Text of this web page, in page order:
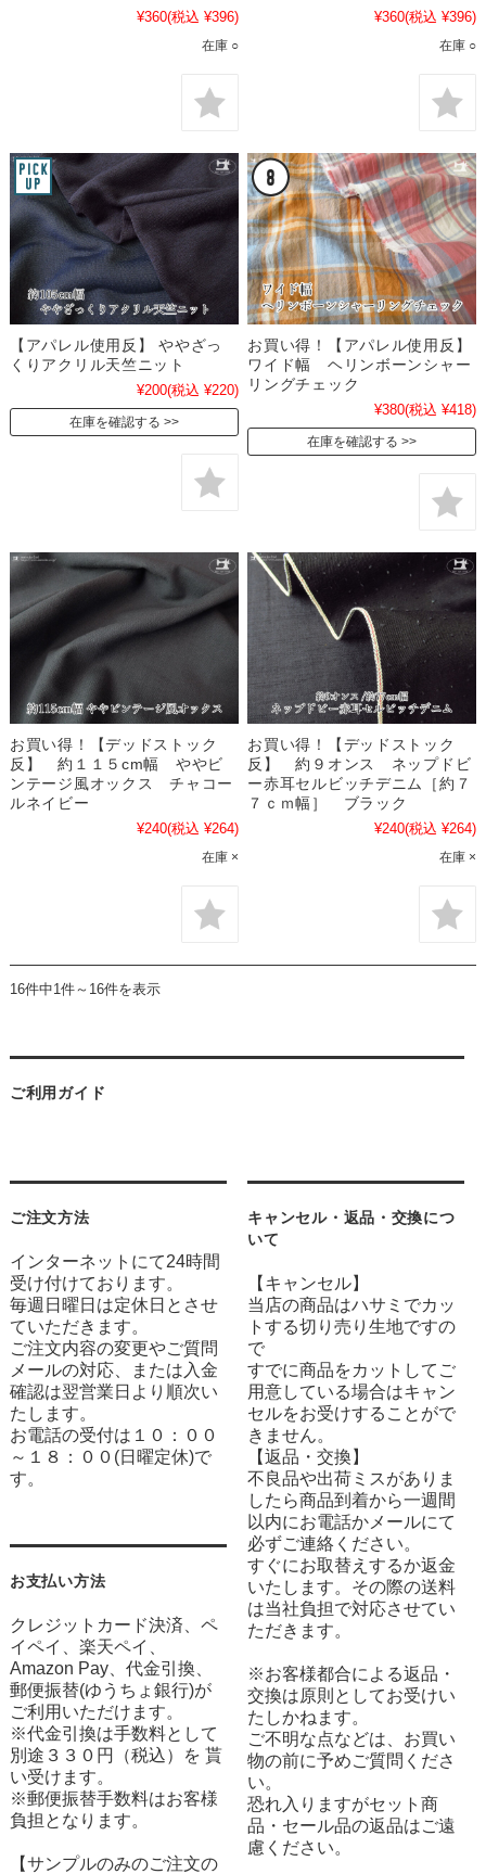
¥360(税込 ¥396)
在庫 ○
¥360(税込 ¥396)
在庫 ○
【アパレル使用反】 ややざっ
くりアクリル天竺ニット
¥200(税込 ¥220)
在庫を確認する
お買い得！【アパレル使用反】
ワイド幅 ヘリンボーンシャー
リングチェック
¥380(税込 ¥418)
在庫を確認する
お買い得！【デッドストック
反】 約１１５cm幅 ややビ
ンテージ風オックス チャコー
ルネイビー
¥240(税込 ¥264)
在庫 ×
お買い得！【デッドストック
反】 約９オンス ネップドビ
ー赤耳セルビッチデニム［約７
７ｃｍ幅］ ブラック
¥240(税込 ¥264)
在庫 ×
16件中1件～16件を表示
ご利用ガイド
ご注文方法
インターネットにて24時間
受け付けております。
毎週日曜日は定休日とさせ
ていただきます。
ご注文内容の変更やご質問
メールの対応、または入金
確認は翌営業日より順次い
たします。
お電話の受付は１０：００
～１８：００(日曜定休)で
す。
お支払い方法
クレジットカード決済、ペ
イペイ、楽天ペイ、
Amazon Pay、代金引換、
郵便振替(ゆうちょ銀行)が
ご利用いただけます。
※代金引換は手数料として
別途３３０円（税込）を 貰
い受けます。
※郵便振替手数料はお客様
負担となります。
【サンプルのみのご注文の
キャンセル・返品・交換につ
いて
【キャンセル】
当店の商品はハサミでカッ
トする切り売り生地ですの
で
すでに商品をカットしてご
用意している場合はキャン
セルをお受けすることがで
きません。
【返品・交換】
不良品や出荷ミスがありま
したら商品到着から一週間
以内にお電話かメールにて
必ずご連絡ください。
すぐにお取替えするか返金
いたします。その際の送料
は当社負担で対応させてい
ただきます。
※お客様都合による返品・
交換は原則としてお受けい
たしかねます。
ご不明な点などは、お買い
物の前に予めご質問くださ
い。
恐れ入りますがセット商
品・セール品の返品はご遠
慮ください。